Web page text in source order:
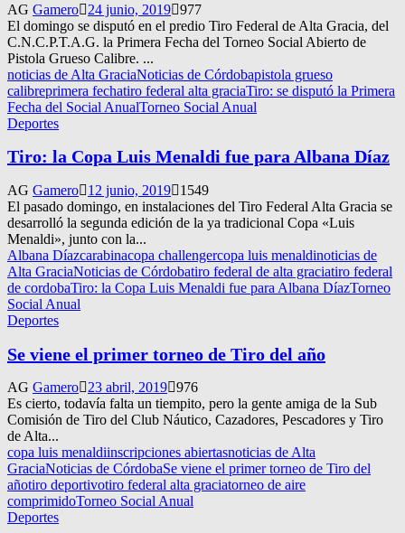
AG Gamero 24 junio, 2019 977
El domingo se disputó en el predio Tiro Federal de Alta Gracia, del
C.N.C.P.T.A.G. la Primera Fecha del Torneo Social Abierto de
Pistola Grueso Calibre. ...
noticias de Alta GraciaNoticias de Córdobapistola grueso
calibreprimera fechatiro federal alta graciaTiro: se disputó la Primera
Fecha del Social AnualTorneo Social Anual
Deportes
Tiro: la Copa Luis Menaldi fue para Albana Díaz
AG Gamero 12 junio, 2019
1549
El pasado domingo, en instalaciones del Tiro Federal Alta Gracia se
desarrolló la segunda edición de la ya tradicional Copa «Luis
Menaldi», junto con la...
Albana Díazcarabinacopa challengercopa luis menaldinoticias de
Alta GraciaNoticias de Córdobatiro federal de alta graciatiro federal
de cordobaTiro: la Copa Luis Menaldi fue para Albana DíazTorneo
Social Anual
Deportes
Se viene el primer torneo de Tiro del año
AG Gamero 23 abril, 2019 976
Es cierto, todavía falta un tiempito, pero la gente amiga de la Sub
Comisión de Tiro del Club Náutico, Cazadores, Pescadores y Tiro
de Alta...
copa luis menaldiinscripciones abiertasnoticias de Alta
GraciaNoticias de CórdobaSe viene el primer torneo de Tiro del
añotiro deportivotiro federal alta graciatorneo de aire
comprimidoTorneo Social Anual
Deportes